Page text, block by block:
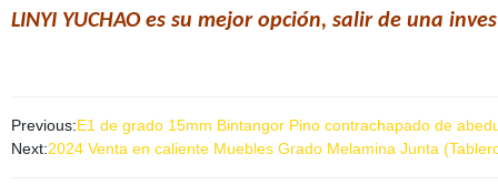
LINYI YUCHAO es su mejor opción, salir de una
Previous:E1 de grado 15mm Bintangor Pino contrachapado de
Next:2024 Venta en caliente Muebles Grado Melamina Junta